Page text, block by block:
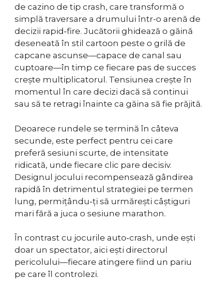
de cazino de tip crash, care transformă o
simplă traversare a drumului într-o arenă de
decizii rapid‑fire. Jucătorii ghidează o găină
deseneată în stil cartoon peste o grilă de
capcane ascunse—capace de canal sau
cuptoare—în timp ce fiecare pas de succes
crește multiplicatorul. Tensiunea crește în
momentul în care decizi dacă să continui
sau să te retragi înainte ca găina să fie prăjită.
Deoarece rundele se termină în câteva
secunde, este perfect pentru cei care
preferă sesiuni scurte, de intensitate
ridicată, unde fiecare clic pare decisiv.
Designul jocului recompensează gândirea
rapidă în detrimentul strategiei pe termen
lung, permițându‑ți să urmărești câștiguri
mari fără a juca o sesiune marathon.
În contrast cu jocurile auto‑crash, unde ești
doar un spectator, aici ești directorul
pericolului—fiecare atingere fiind un pariu
pe care îl controlezi.